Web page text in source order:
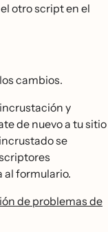
otro script en el
cambios.
y
de nuevo a tu sitio
se
al formulario.
de problemas de